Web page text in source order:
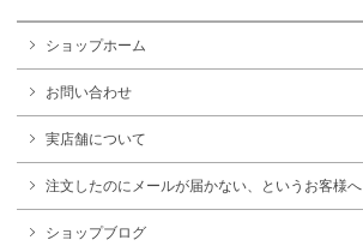
ショップホーム
お問い合わせ
実店舗について
注文したのにメールが届かない、というお客様へ
ショップブログ